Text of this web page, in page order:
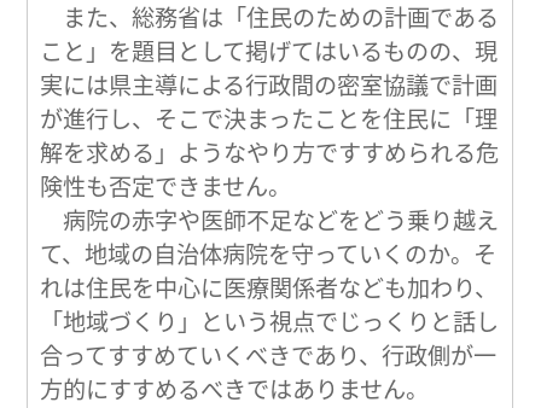
また、総務省は「住民のための計画である
こと」を題目として掲げてはいるものの、現
実には県主導による行政間の密室協議で計画
が進行し、そこで決まったことを住民に「理
解を求める」ようなやり方ですすめられる危
険性も否定できません。
病院の赤字や医師不足などをどう乗り越え
て、地域の自治体病院を守っていくのか。そ
れは住民を中心に医療関係者なども加わり、
「地域づくり」という視点でじっくりと話し
合ってすすめていくべきであり、行政側が一
方的にすすめるべきではありません。